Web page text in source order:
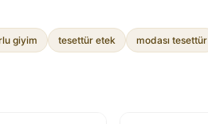
giyim tesettür etek modası tesettür